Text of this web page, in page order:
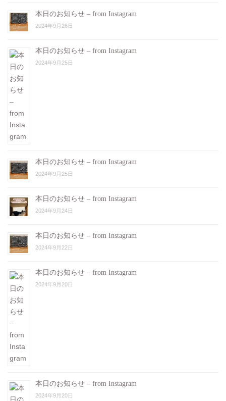
本日のお知らせ – from Instagram
2024年9月26日
本日のお知らせ – from Instagram
2024年9月25日
本日のお知らせ – from Instagram
2024年9月25日
本日のお知らせ – from Instagram
2024年9月24日
本日のお知らせ – from Instagram
2024年9月22日
本日のお知らせ – from Instagram
2024年9月20日
本日のお知らせ – from Instagram
2024年9月20日